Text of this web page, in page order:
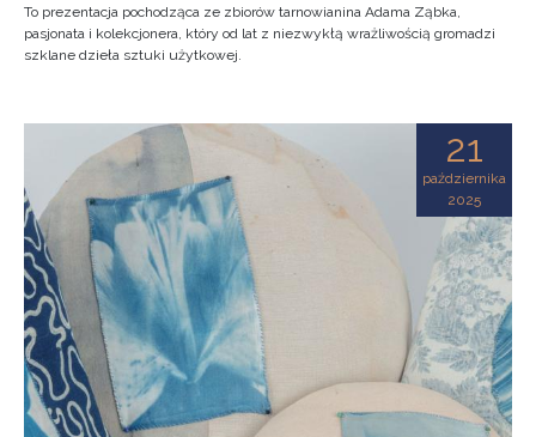
To prezentacja pochodząca ze zbiorów tarnowianina Adama Ząbka,
pasjonata i kolekcjonera, który od lat z niezwykłą wrażliwością gromadzi
szklane dzieła sztuki użytkowej.
21
października
2025